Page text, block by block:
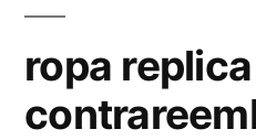
ropa replica